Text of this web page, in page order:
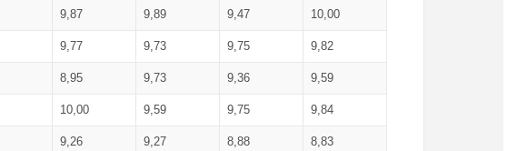
9,87 9,89 9,47 10,00
9,77 9,73 9,75 9,82
8,95 9,73 9,36 9,59
10,00 9,59 9,75 9,84
9,26 9,27 8,88 8,83